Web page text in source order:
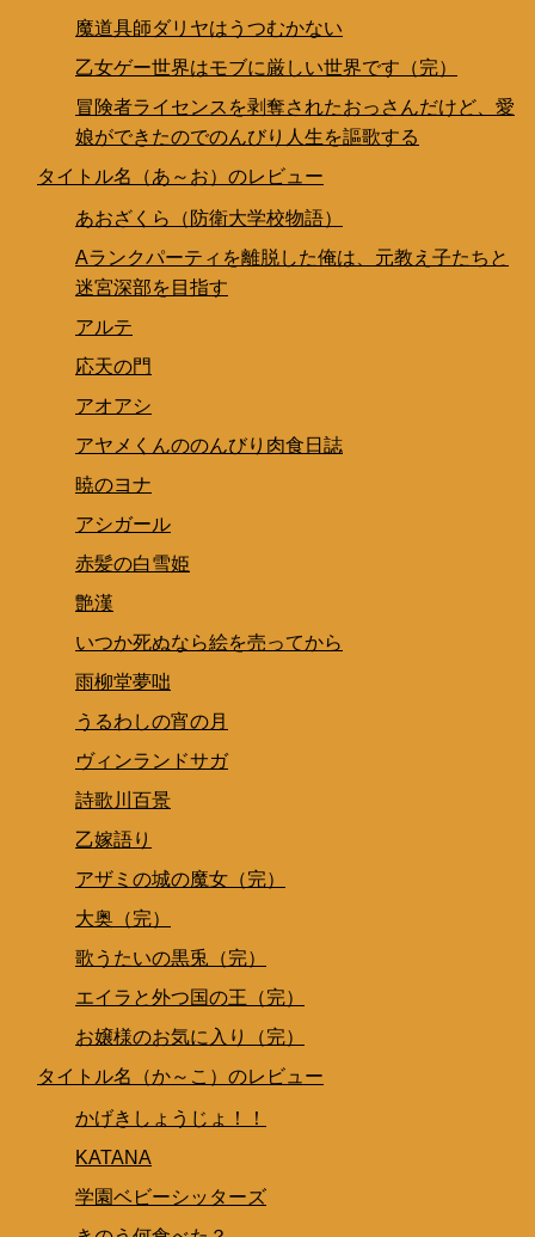
魔道具師ダリヤはうつむかない
乙女ゲー世界はモブに厳しい世界です（完）
冒険者ライセンスを剥奪されたおっさんだけど、愛
娘ができたのでのんびり人生を謳歌する
タイトル名（あ～お）のレビュー
あおざくら（防衛大学校物語）
Aランクパーティを離脱した俺は、元教え子たちと
迷宮深部を目指す
アルテ
応天の門
アオアシ
アヤメくんののんびり肉食日誌
暁のヨナ
アシガール
赤髪の白雪姫
艶漢
いつか死ぬなら絵を売ってから
雨柳堂夢咄
うるわしの宵の月
ヴィンランドサガ
詩歌川百景
乙嫁語り
アザミの城の魔女（完）
大奥（完）
歌うたいの黒兎（完）
エイラと外つ国の王（完）
お嬢様のお気に入り（完）
タイトル名（か～こ）のレビュー
かげきしょうじょ！！
KATANA
学園ベビーシッターズ